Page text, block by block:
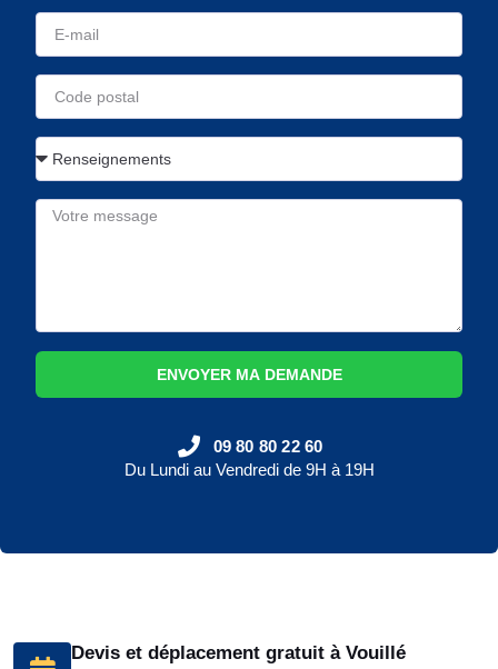
Devis et déplacement gratuit à Vouillé
ENVOYER MA DEMANDE
09 80 80 22 60
Du Lundi au Vendredi de 9H à 19H